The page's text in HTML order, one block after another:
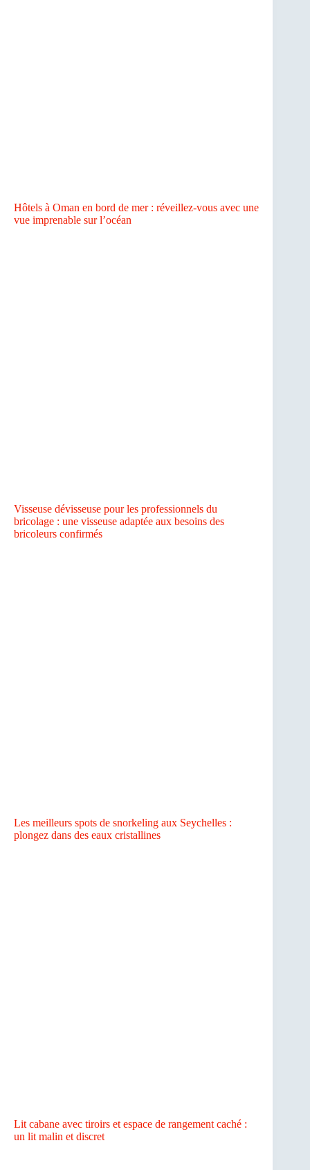
Hôtels à Oman en bord de mer : réveillez-vous avec une
vue imprenable sur l’océan
Visseuse dévisseuse pour les professionnels du
bricolage : une visseuse adaptée aux besoins des
bricoleurs confirmés
Les meilleurs spots de snorkeling aux Seychelles :
plongez dans des eaux cristallines
Lit cabane avec tiroirs et espace de rangement caché :
un lit malin et discret